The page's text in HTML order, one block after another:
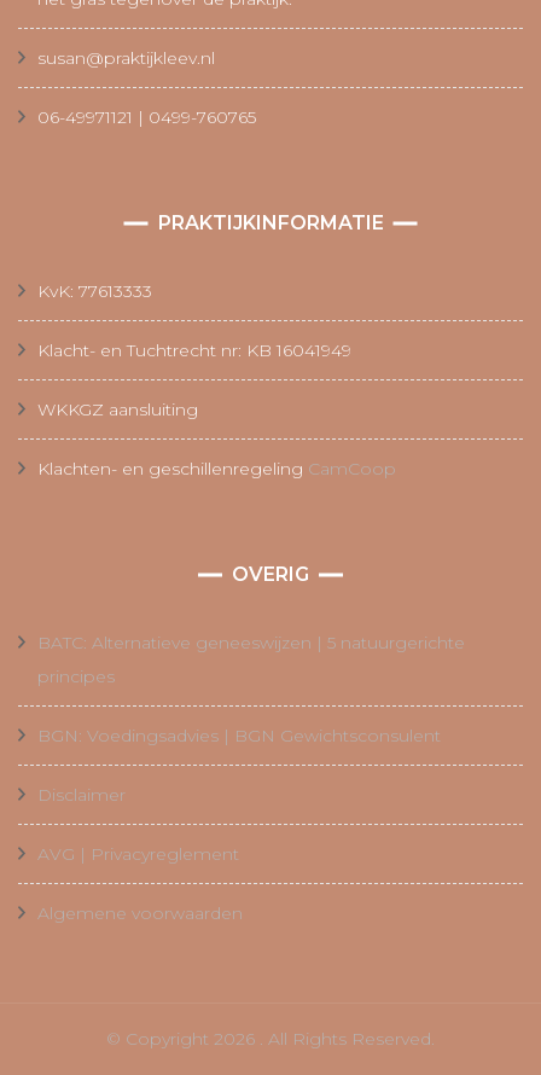
susan@praktijkleev.nl
06-49971121 | 0499-760765
PRAKTIJKINFORMATIE
KvK: 77613333
Klacht- en Tuchtrecht nr: KB 16041949
WKKGZ aansluiting
Klachten- en geschillenregeling CamCoop
OVERIG
BATC: Alternatieve geneeswijzen | 5 natuurgerichte
principes
BGN: Voedingsadvies | BGN Gewichtsconsulent
Disclaimer
AVG | Privacyreglement
Algemene voorwaarden
© Copyright 2026 . All Rights Reserved.